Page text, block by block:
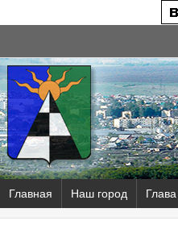
Главная Наш город Глава